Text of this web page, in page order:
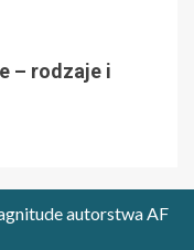
– rodzaje i
autorstwa AF